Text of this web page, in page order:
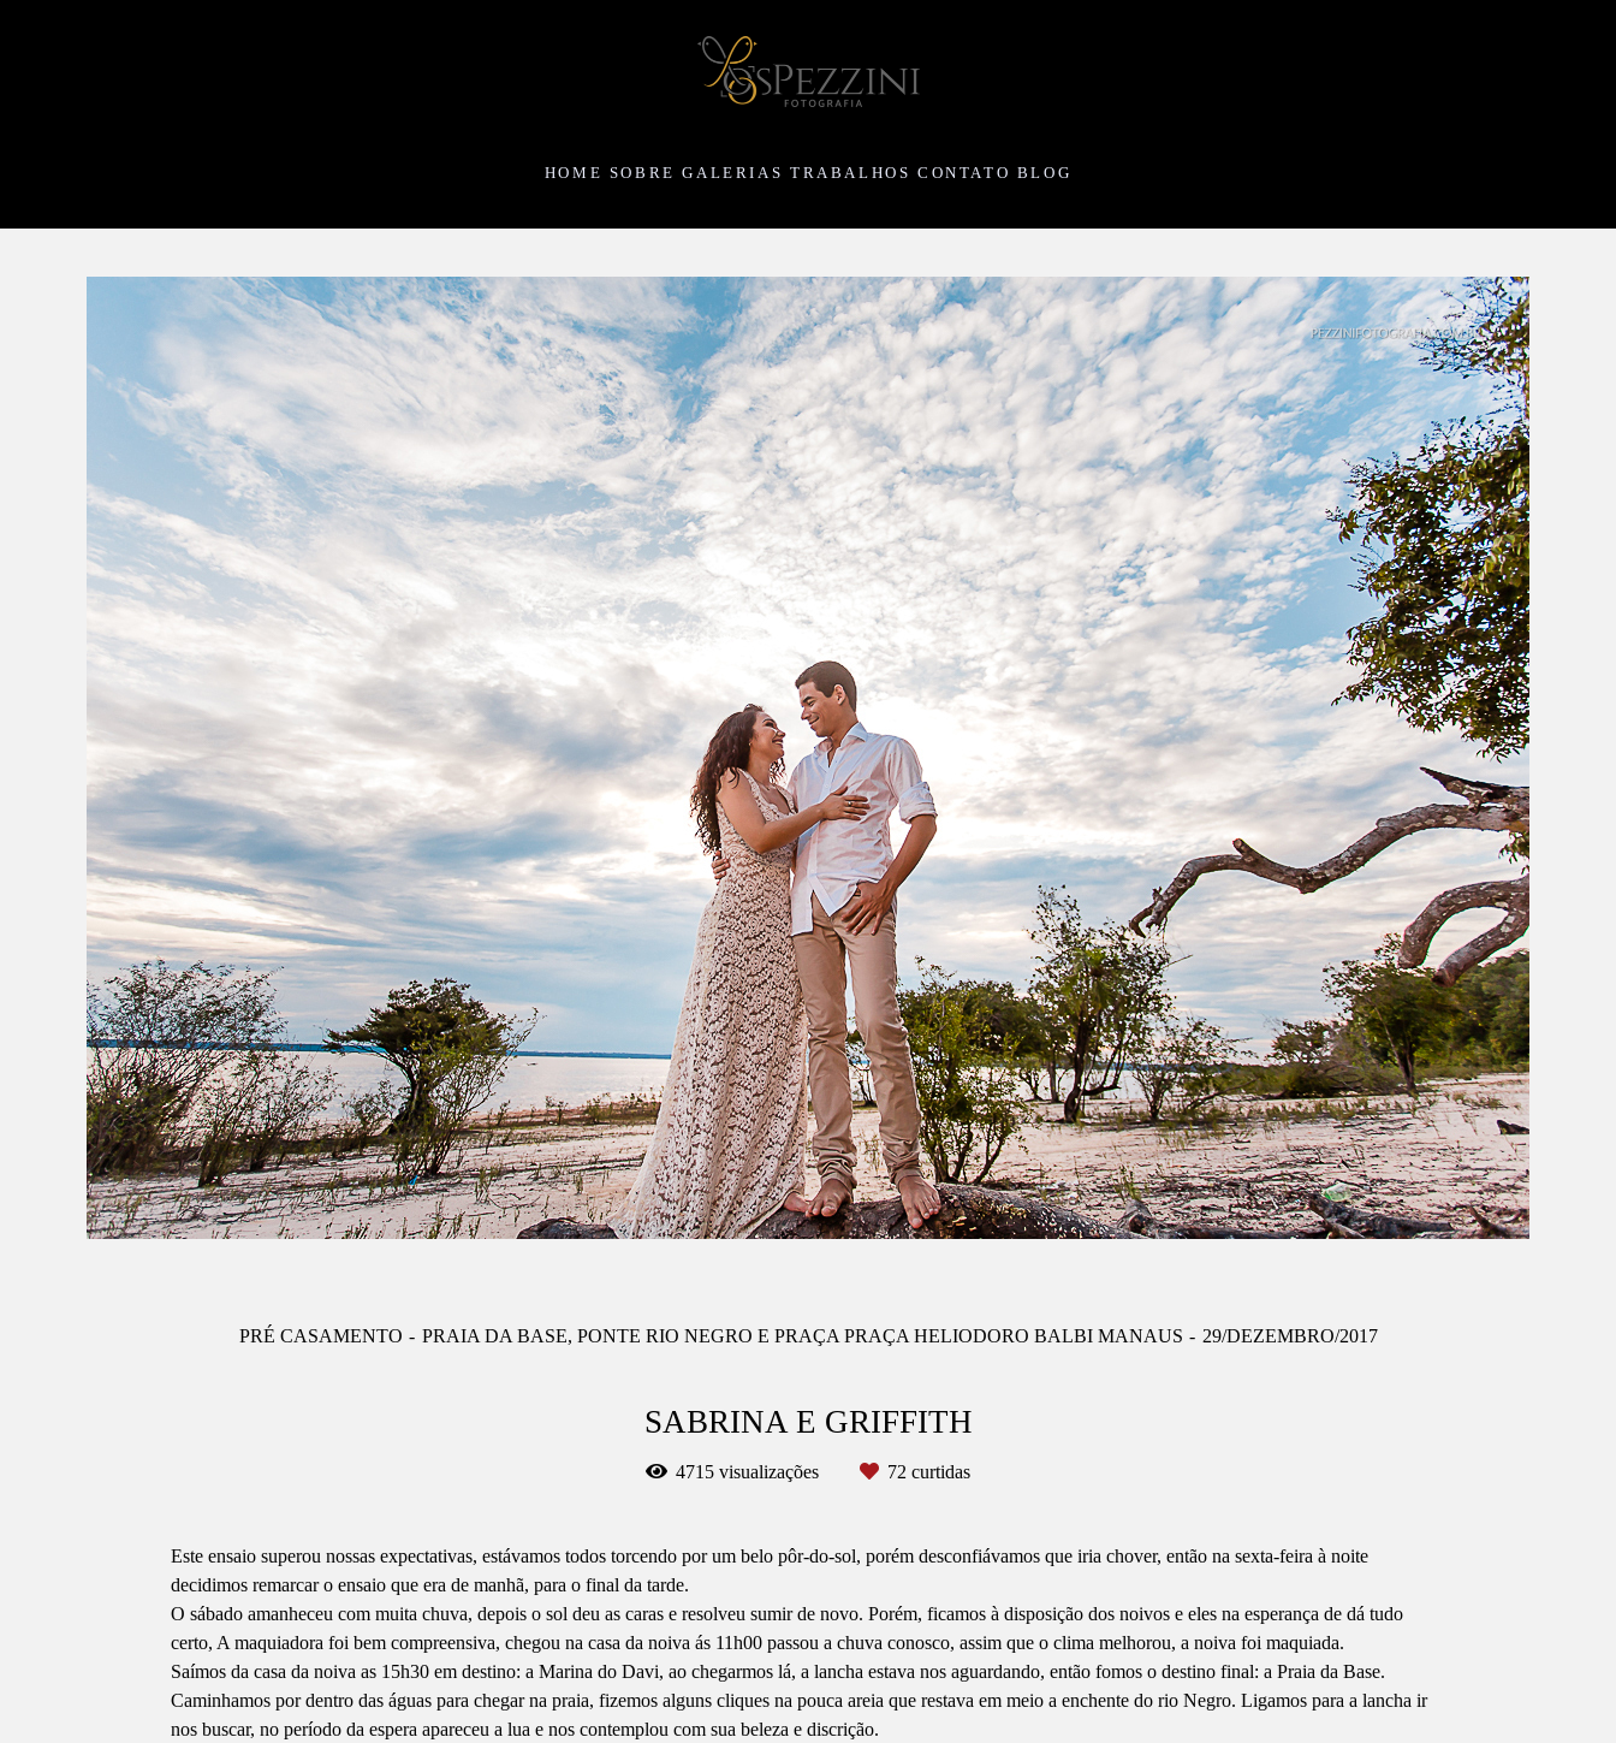
HOME SOBRE GALERIAS TRABALHOS CONTATO BLOG
PRÉ CASAMENTO PRAIA DA BASE, PONTE RIO NEGRO E PRAÇA PRAÇA HELIODORO BALBI MANAUS 29/DEZEMBRO/2017
SABRINA E GRIFFITH
4715 visualizações 72 curtidas
Este ensaio superou nossas expectativas, estávamos todos torcendo por um belo pôr-do-sol, porém desconfiávamos que iria chover, então na sexta-feira à noite
decidimos remarcar o ensaio que era de manhã, para o final da tarde.
O sábado amanheceu com muita chuva, depois o sol deu as caras e resolveu sumir de novo. Porém, ficamos à disposição dos noivos e eles na esperança de dá tudo
certo, A maquiadora foi bem compreensiva, chegou na casa da noiva ás 11h00 passou a chuva conosco, assim que o clima melhorou, a noiva foi maquiada.
Saímos da casa da noiva as 15h30 em destino: a Marina do Davi, ao chegarmos lá, a lancha estava nos aguardando, então fomos o destino final: a Praia da Base.
Caminhamos por dentro das águas para chegar na praia, fizemos alguns cliques na pouca areia que restava em meio a enchente do rio Negro. Ligamos para a lancha ir
nos buscar, no período da espera apareceu a lua e nos contemplou com sua beleza e discrição.